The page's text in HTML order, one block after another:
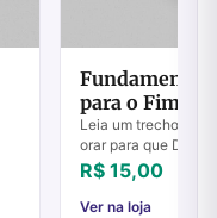
Fundamentos
para o Fim
2
Leia um trecho do
orar para que Deus
drogas, da
corrupção e traga
Igreja no...
R$ 15,00
Ver na loja